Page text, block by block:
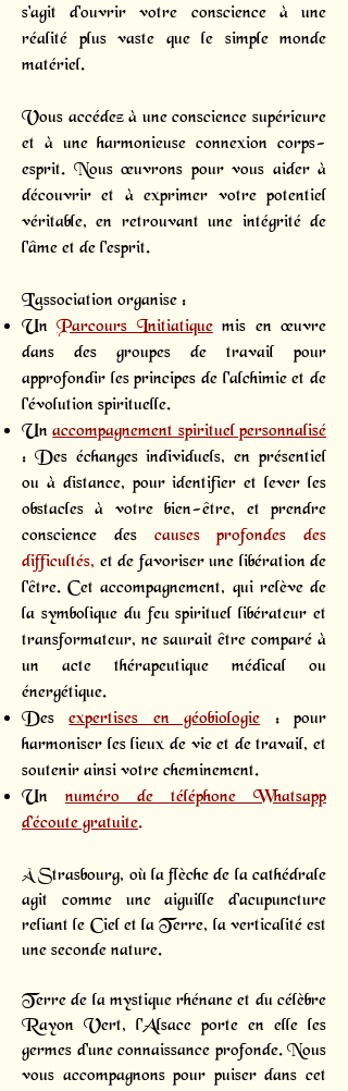
s'agit d'ouvrir votre conscience à une
réalité plus vaste que le simple monde
matériel.
Vous accédez à une conscience supérieure
et à une harmonieuse connexion corps-
esprit. Nous œuvrons pour vous aider à
découvrir et à exprimer votre potentiel
véritable, en retrouvant une intégrité de
l'âme et de l'esprit.
L’association organise :
UnParcours Initiatique mis en œuvre
dans des groupes de travail pour
approfondir les principes de l'alchimie et de
l'évolution spirituelle.
Unaccompagnement spirituel personnalisé
: Des échanges individuels, en présentiel
ou à distance, pour identifier et lever les
obstacles à votre bien-être, et prendre
conscience des
causes profondes des
difficultés, et de favoriser une libération de
l'être. Cet accompagnement, qui relève de
la symbolique du feu spirituel libérateur et
transformateur, ne saurait être comparé à
un acte thérapeutique médical ou
énergétique.
Desexpertises en géobiologie: pour
harmoniser les lieux de vie et de travail, et
soutenir ainsi votre cheminement.
Un numéro de téléphone Whatsapp
d’écoute gratuite.
À Strasbourg, où la flèche de la cathédrale
agit comme une aiguille d'acupuncture
reliant le Ciel et la Terre, la verticalité est
une seconde nature.
Terre de la mystique rhénane et du célèbre
Rayon Vert, l'Alsace porte en elle les
germes d'une connaissance profonde. Nous
vous accompagnons pour puiser dans cet